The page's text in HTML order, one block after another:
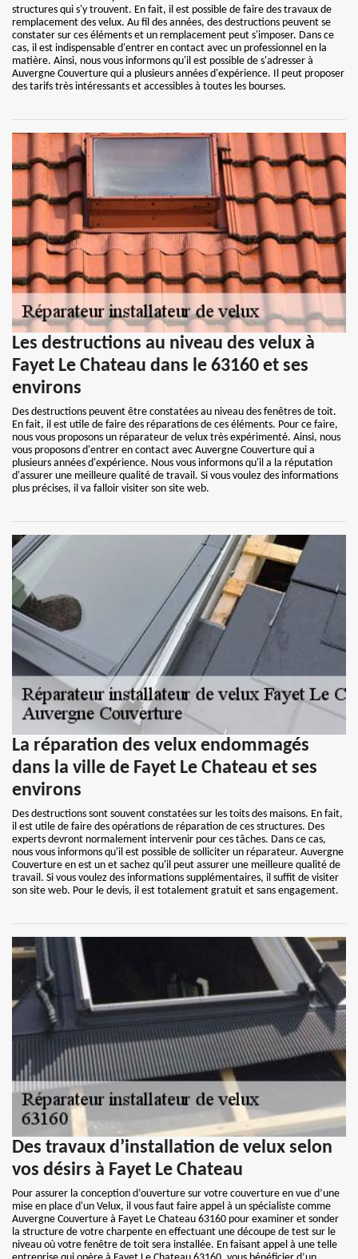
structures qui s'y trouvent. En fait, il est possible de faire des travaux de
remplacement des velux. Au fil des années, des destructions peuvent se
constater sur ces éléments et un remplacement peut s'imposer. Dans ce
cas, il est indispensable d'entrer en contact avec un professionnel en la
matière. Ainsi, nous vous informons qu'il est possible de s'adresser à
Auvergne Couverture qui a plusieurs années d'expérience. Il peut proposer
des tarifs très intéressants et accessibles à toutes les bourses.
Les destructions au niveau des velux à
Fayet Le Chateau dans le 63160 et ses
environs
Des destructions peuvent être constatées au niveau des fenêtres de toit.
En fait, il est utile de faire des réparations de ces éléments. Pour ce faire,
nous vous proposons un réparateur de velux très expérimenté. Ainsi, nous
vous proposons d'entrer en contact avec Auvergne Couverture qui a
plusieurs années d'expérience. Nous vous informons qu'il a la réputation
d'assurer une meilleure qualité de travail. Si vous voulez des informations
plus précises, il va falloir visiter son site web.
La réparation des velux endommagés
dans la ville de Fayet Le Chateau et ses
environs
Des destructions sont souvent constatées sur les toits des maisons. En fait,
il est utile de faire des opérations de réparation de ces structures. Des
experts devront normalement intervenir pour ces tâches. Dans ce cas,
nous vous informons qu'il est possible de solliciter un réparateur. Auvergne
Couverture en est un et sachez qu'il peut assurer une meilleure qualité de
travail. Si vous voulez des informations supplémentaires, il suffit de visiter
son site web. Pour le devis, il est totalement gratuit et sans engagement.
Des travaux d’installation de velux selon
vos désirs à Fayet Le Chateau
Pour assurer la conception d’ouverture sur votre couverture en vue d’une
mise en place d'un Velux, il vous faut faire appel à un spécialiste comme
Auvergne Couverture à Fayet Le Chateau 63160 pour examiner et sonder
la structure de votre charpente en effectuant une découpe de test sur le
niveau où votre fenêtre de toit sera installée. En faisant appel à une telle